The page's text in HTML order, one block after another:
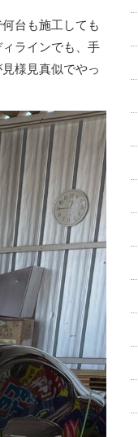
台も施工しても
ラインでも、手
様見真似でやっ